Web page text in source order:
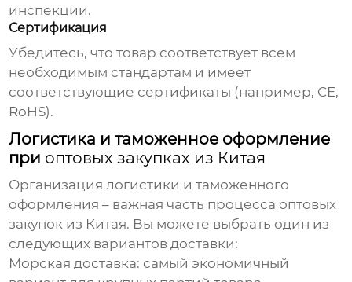
инспекции.
Сертификация
Убедитесь, что товар соответствует всем
необходимым стандартам и имеет
соответствующие сертификаты (например, CE,
RoHS).
Логистика и таможенное оформление
при оптовых закупках из Китая
Организация логистики и таможенного
оформления – важная часть процесса оптовых
закупок из Китая. Вы можете выбрать один из
следующих вариантов доставки:
Морская доставка: самый экономичный